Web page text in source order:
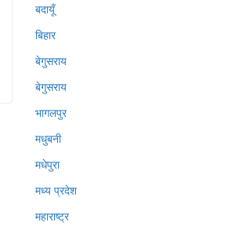
बदायूँ
बिहार
बेगुसराय
बेगुसराय
भागलपुर
मधुबनी
मधेपुरा
मध्य प्रदेश
महाराष्ट्र